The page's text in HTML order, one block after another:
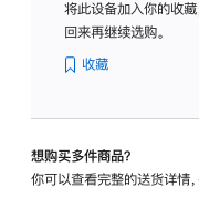
璃
转
将此设备加入你的收藏
回来再继续选购。
收藏
想购买多件商品？
你可以查看完整的送货详情